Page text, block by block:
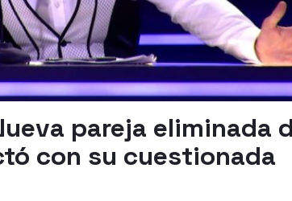
pareja eliminada
con su cuestionada